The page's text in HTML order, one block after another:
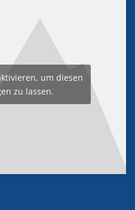
um diesen
zu lassen.